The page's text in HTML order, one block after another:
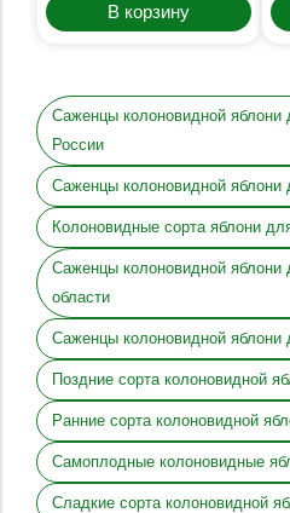
В корзину
Саженцы колоновидной
России
Саженцы колоновидной яблони
Колоновидные сорта яблони
Саженцы колоновидной яблони
области
Саженцы колоновидной яблони
Поздние сорта колоновидной
Ранние сорта колоновидной
Самоплодные колоновидные
Сладкие сорта колоновидной